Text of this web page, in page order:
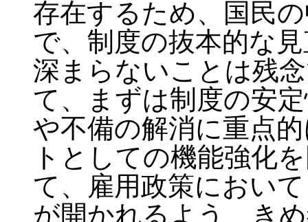
存在するため、国民
で、制度の抜本的な
深まらないことは残
て、まずは制度の安
や不備の解消に重点
トとしての機能強化
て、雇用政策におい
が開かれるよう、き